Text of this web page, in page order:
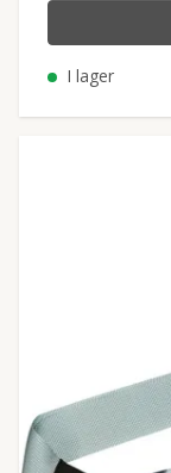
I lager